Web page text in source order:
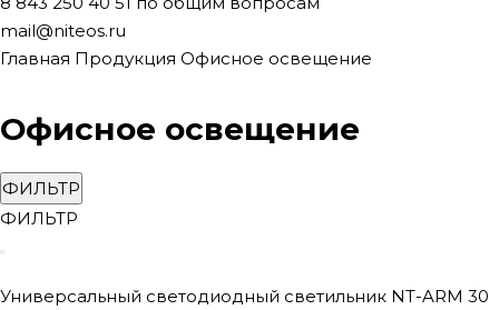
mail@niteos.ru
Главная Продукция Офисное освещение
Офисное освещение
ФИЛЬТР
ФИЛЬТР
Универсальный светодиодный светильник NT-ARM 30